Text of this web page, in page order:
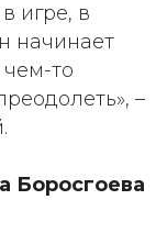
игре, в
начинает
чем-то
–
Боросгоева